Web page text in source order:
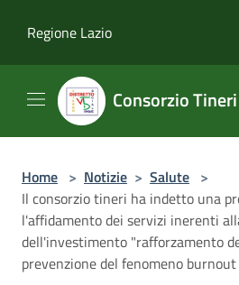
Regione Lazio
Consorzio Tineri
Home > Notizie > Salute >
Il consorzio tineri ha indetto una
l'affidamento dei servizi inerenti
dell'investimento "rafforzamento
prevenzione del fenomeno